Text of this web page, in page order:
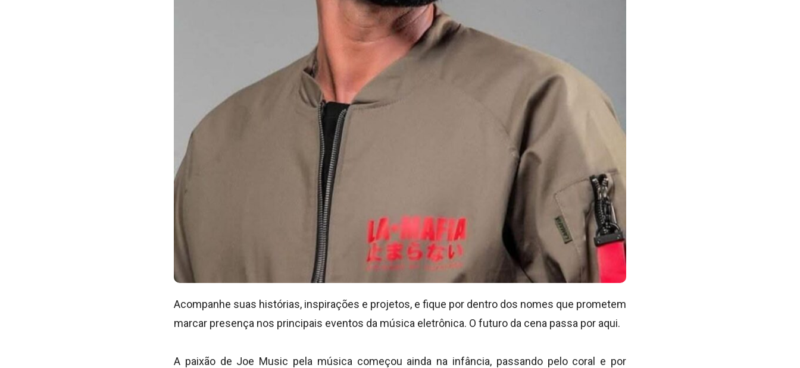
Acompanhe suas histórias, inspirações e projetos, e fique por dentro dos nomes que prometem
marcar presença nos principais eventos da música eletrônica. O futuro da cena passa por aqui.
A paixão de Joe Music pela música começou ainda na infância, passando pelo coral e por